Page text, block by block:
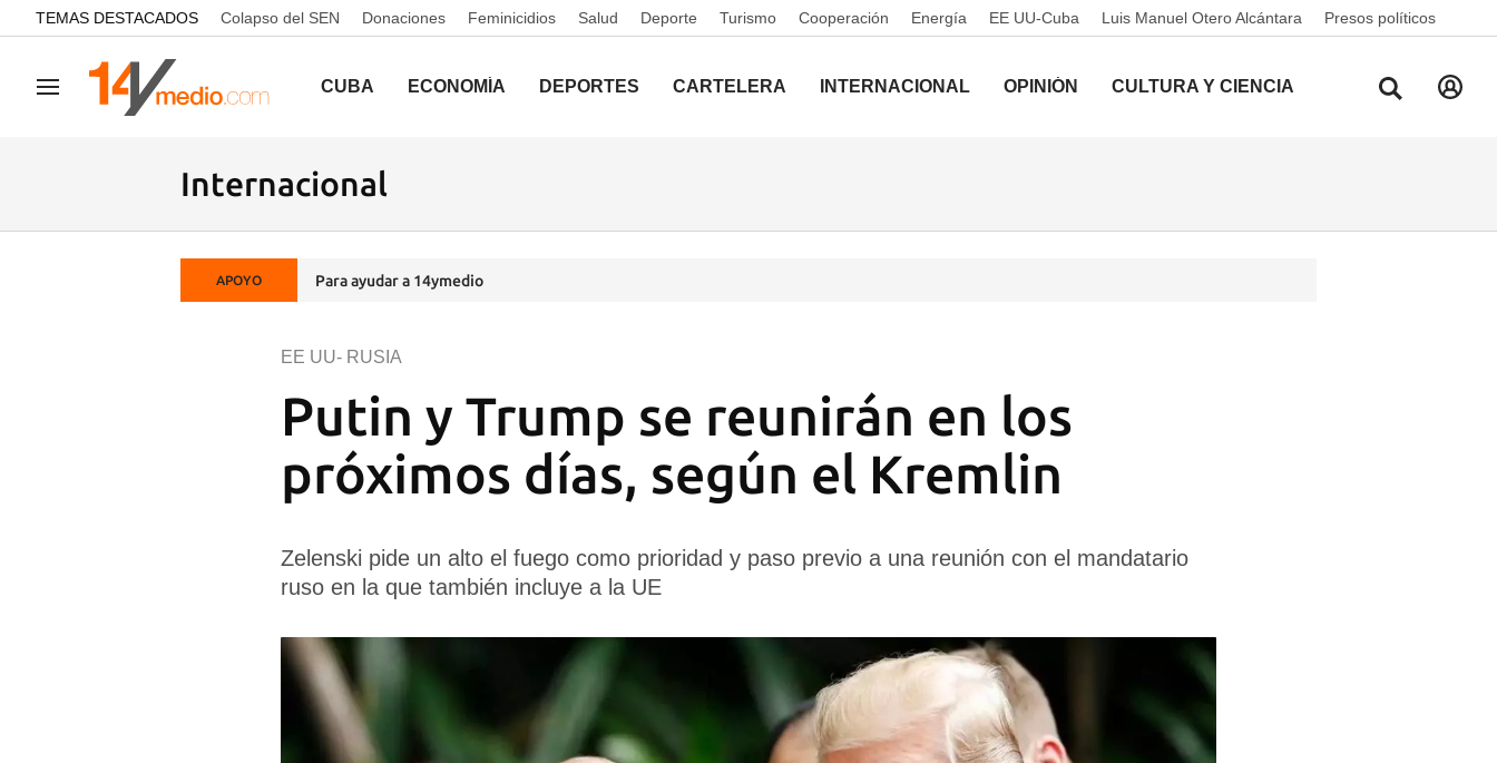
common.go-to-content
TEMAS DESTACADOS Colapso del SEN Donaciones Feminicidios Salud Deporte Turismo Cooperación Energía EE UU-Cuba Luis Manuel Otero Alcántara Presos políticos
Navegación CUBA ECONOMÍA DEPORTES CARTELERA INTERNACIONAL OPINIÓN CULTURA Y CIENCIA
Internacional
APOYO Para ayudar a 14ymedio
Putin y Trump se reunirán en los
próximos días, según el Kremlin
EE UU- RUSIA
Zelenski pide un alto el fuego como prioridad y paso previo a una reunión con el mandatario
ruso en la que también incluye a la UE